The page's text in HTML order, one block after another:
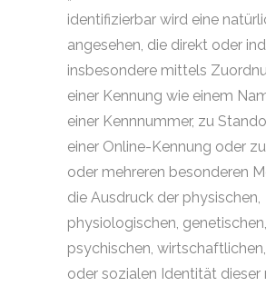
identifizierbar wird eine
angesehen, die direkt oder
insbesondere mittels
einer Kennung wie einem
einer Kennnummer, zu
einer Online-Kennung oder
oder mehreren besonderen
die Ausdruck der physischen,
physiologischen, genetischen,
psychischen,
oder sozialen Identität dieser